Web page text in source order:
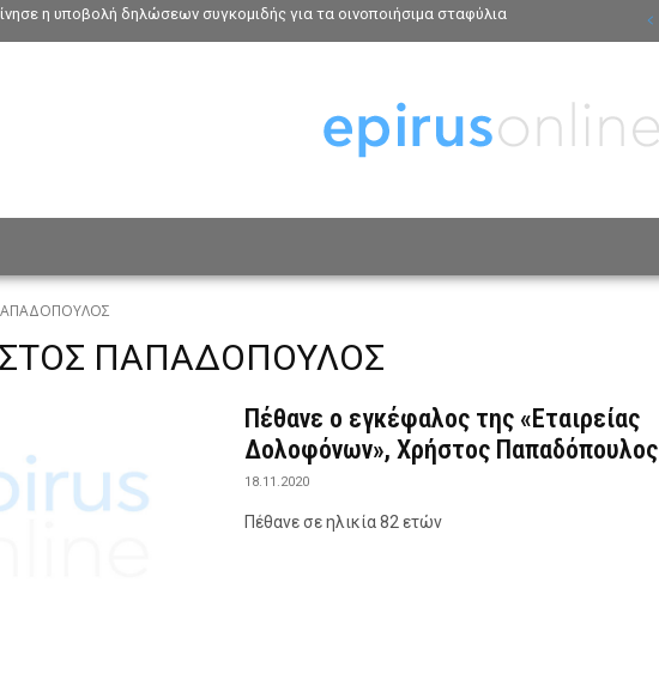
η υποβολή δηλώσεων συγκομιδής για τα οινοποιήσιμα σταφύλια
ΠΑΠΑΔΟΠΟΥΛΟΣ
Πέθανε ο εγκέφαλος της «Εταιρείας
Δολοφόνων», Χρήστος Παπαδόπουλος
18.11.2020
Πέθανε σε ηλικία 82 ετών